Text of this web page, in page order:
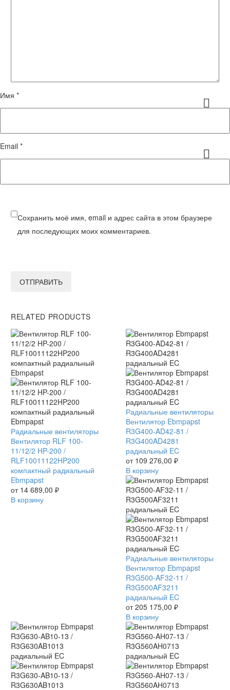
Имя *
Email *
Сохранить моё имя, email и адрес сайта в этом браузере
для последующих моих комментариев.
ОТПРАВИТЬ
RELATED PRODUCTS
Вентилятор
RLF
100-
11/12/2
HP-
200
/
RLF10011122HP200
Радиальные вентиляторы
Вентилятор RLF 100-
11/12/2 HP-200 /
RLF10011122HP200
компактный радиальный
Ebmpapst
от 14 689,00 ₽
В корзину
Вентилятор
Ebmpapst
R3G400-
AD42-
81
/
R3G400AD4281
радиальный
EC
Радиальные вентиляторы
Вентилятор Ebmpapst
R3G400-AD42-81 /
R3G400AD4281
радиальный EC
от 109 276,00 ₽
В корзину
Вентилятор
Ebmpapst
R3G500-
AF32-
11
/
R3G500AF3211
радиальный
EC
Радиальные вентиляторы
Вентилятор Ebmpapst
R3G500-AF32-11 /
R3G500AF3211
радиальный EC
от205 175,00 ₽
В корзину